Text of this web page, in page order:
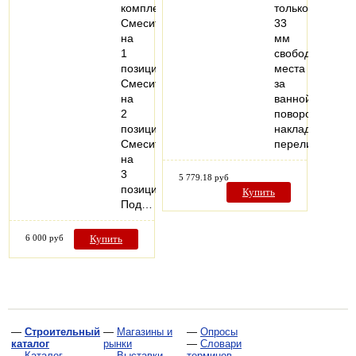
комплекта
Смеситель
на
1
позицию
Смеситель
на
2
позиции
Смеситель
на
3
позиции
Под…
6 000 руб Купить
только
33
мм
свободного
места
за
поворотная
накладка
переливного…
5 779.18 руб
Купить
— Строительный
каталог
— Магазины и
рынки
— Опросы
— Словари